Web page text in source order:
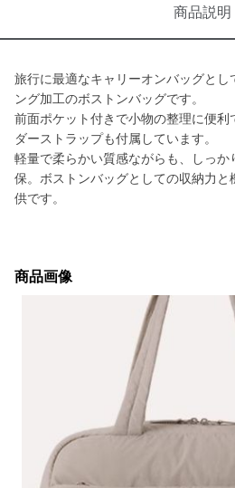
商品説明
旅行に最適なキャリーオンバッグとし
ング加工のボストンバッグです。
前面ポケット付きで小物の整理に便
ダーストラップも付属しています。
軽量で柔らかい質感ながらも、しっ
保。ボストンバッグとしての収納力と
供です。
商品画像